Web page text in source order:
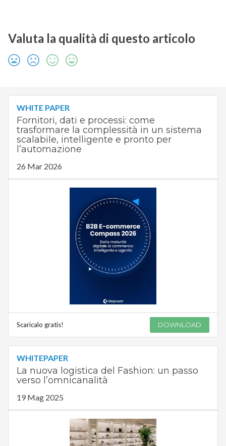
Valuta la qualità di questo articolo
WHITE PAPER
Fornitori, dati e processi: come
trasformare la complessità in un sistema
scalabile, intelligente e pronto per
l’automazione
26 Mar 2026
Scaricalo gratis! DOWNLOAD
WHITEPAPER
La nuova logistica del Fashion: un passo
verso l’omnicanalità
19 Mag 2025